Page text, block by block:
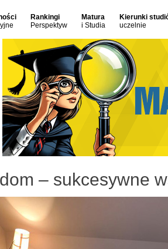
Rankingi
Perspektyw
Matura
i Studia
Kierunki
uczelnie
– sukcesywne